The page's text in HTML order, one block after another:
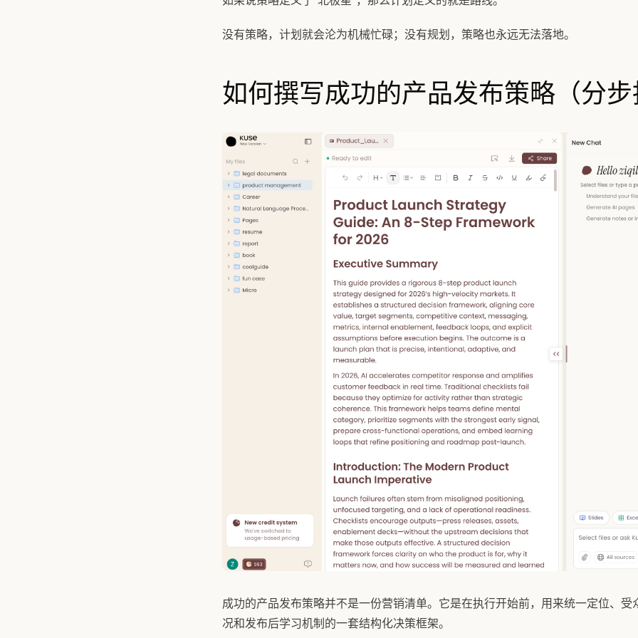
没有策略，计划就会沦为机械忙碌；没有规划，策略也永远无法落地。
如何撰写成功的产品发布策略（分
成功的产品发布策略并不是一份营销清单。它是在执行开始前，用来统一定位、受
况和发布后学习机制的一套结构化决策框架。